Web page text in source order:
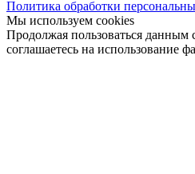
Политика обработки
Мы используем cookies
Продолжая пользоваться данным
соглашаетесь на использование